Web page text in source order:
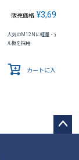
販売価格 ¥3,696
人気のM12Nに軽量・安全なアク
ル板を採用
カートに入れる